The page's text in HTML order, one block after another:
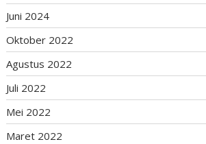
Juni 2024
Oktober 2022
Agustus 2022
Juli 2022
Mei 2022
Maret 2022